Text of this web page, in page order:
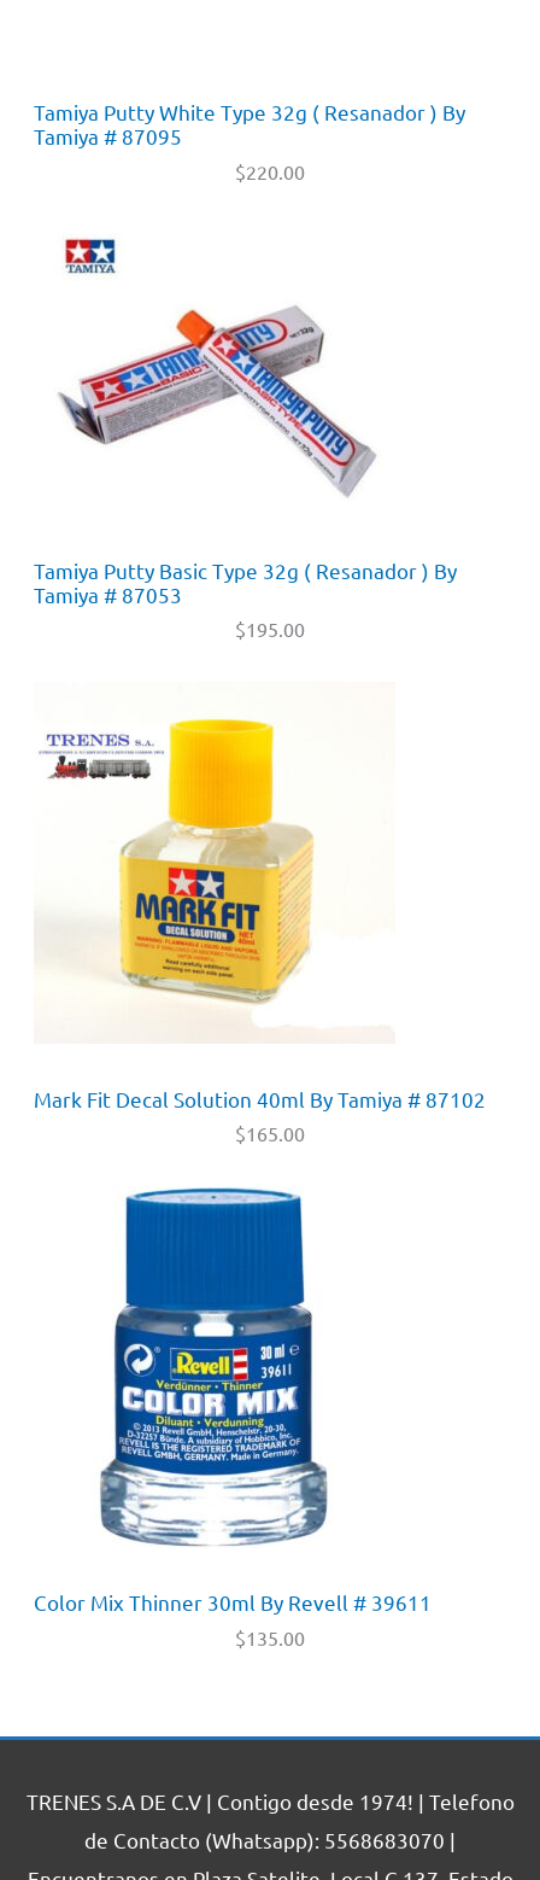
Tamiya Putty White Type 32g ( Resanador ) By
Tamiya # 87095
$220.00
Tamiya Putty Basic Type 32g ( Resanador ) By
Tamiya # 87053
$195.00
Mark Fit Decal Solution 40ml By Tamiya # 87102
$165.00
Color Mix Thinner 30ml By Revell # 39611
$135.00
TRENES S.A DE C.V | Contigo desde 1974! | Telefono
de Contacto (Whatsapp): 5568683070 |